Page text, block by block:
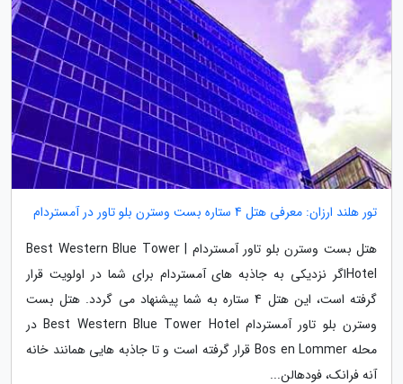
تور هلند ارزان: معرفی هتل 4 ستاره بست وسترن بلو تاور در آمستردام
هتل بست وسترن بلو تاور آمستردام | Best Western Blue Tower
Hotelاگر نزدیکی به جاذبه های آمستردام برای شما در اولویت قرار
گرفته است، این هتل 4 ستاره به شما پیشنهاد می گردد. هتل بست
وسترن بلو تاور آمستردام Best Western Blue Tower Hotel در
محله Bos en Lommer قرار گرفته است و تا جاذبه هایی همانند خانه
آنه فرانک، فودهالن...